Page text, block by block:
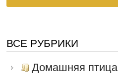
ВСЕ РУБРИКИ
Домашняя птица